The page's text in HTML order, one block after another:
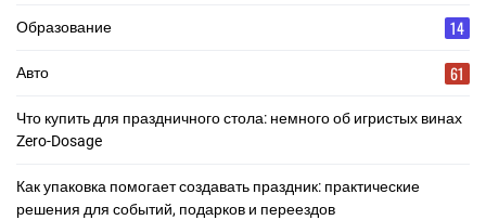
Образование 14
Авто 61
Что купить для праздничного стола: немного об игристых винах
Zero-Dosage
Как упаковка помогает создавать праздник: практические
решения для событий, подарков и переездов